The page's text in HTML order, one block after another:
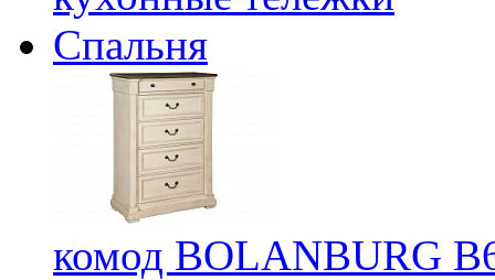
Спальня
комод BOLANBURG